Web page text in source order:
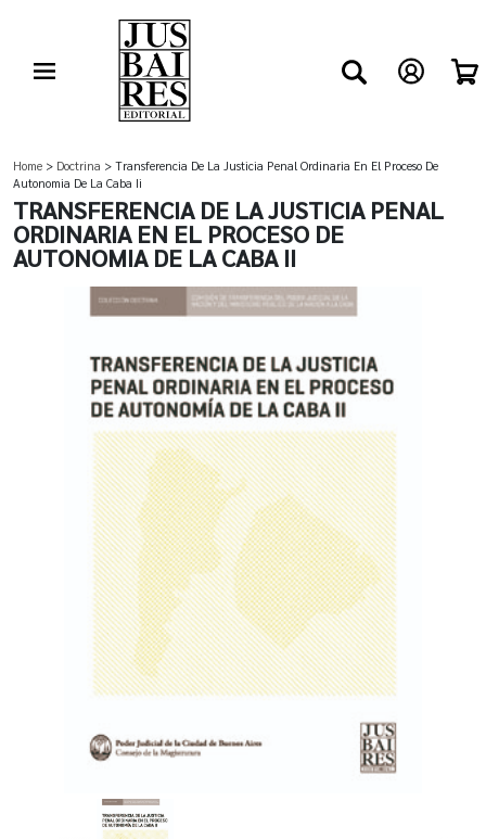
Home > Doctrina > Transferencia De La Justicia Penal Ordinaria En El Proceso De
Autonomia De La Caba Ii
TRANSFERENCIA DE LA JUSTICIA PENAL
ORDINARIA EN EL PROCESO DE
AUTONOMIA DE LA CABA II